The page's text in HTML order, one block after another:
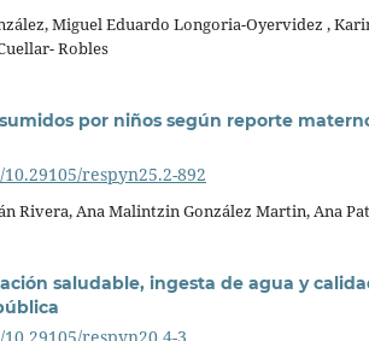
Miguel Eduardo Longoria-Oyervidez ,
Robles
por niños según reporte
respyn25.2-892
Rivera, Ana Malintzin González Martin, Ana
saludable, ingesta de agua y